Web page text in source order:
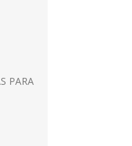
PARA